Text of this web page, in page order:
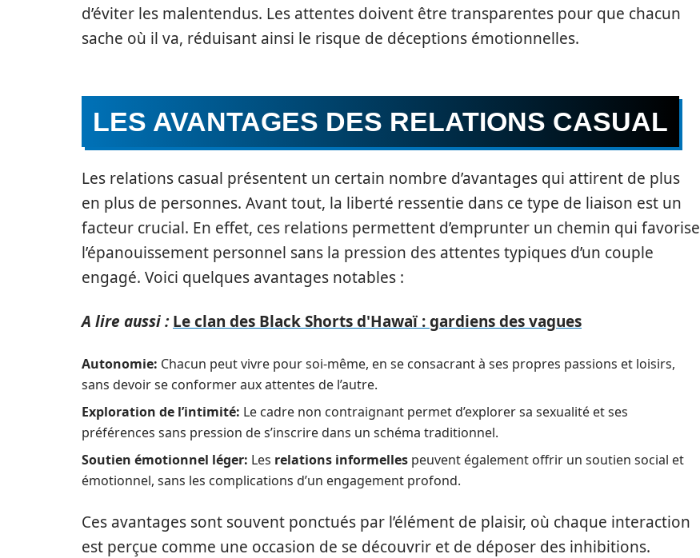
d’éviter les malentendus. Les attentes doivent être transparentes pour que chacun
sache où il va, réduisant ainsi le risque de déceptions émotionnelles.
LES AVANTAGES DES RELATIONS CASUAL
Les relations casual présentent un certain nombre d’avantages qui attirent de plus
en plus de personnes. Avant tout, la liberté ressentie dans ce type de liaison est un
facteur crucial. En effet, ces relations permettent d’emprunter un chemin qui favorise
l’épanouissement personnel sans la pression des attentes typiques d’un couple
engagé. Voici quelques avantages notables :
A lire aussi : Le clan des Black Shorts d'Hawaï : gardiens des vagues
Autonomie: Chacun peut vivre pour soi-même, en se consacrant à ses propres passions et loisirs,
sans devoir se conformer aux attentes de l’autre.
Exploration de l’intimité: Le cadre non contraignant permet d’explorer sa sexualité et ses
préférences sans pression de s’inscrire dans un schéma traditionnel.
Soutien émotionnel léger: Les relations informelles peuvent également offrir un soutien social et
émotionnel, sans les complications d’un engagement profond.
Ces avantages sont souvent ponctués par l’élément de plaisir, où chaque interaction
est perçue comme une occasion de se découvrir et de déposer des inhibitions.